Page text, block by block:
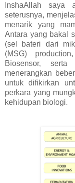
InshaAllah
seterusnya,
menarik yang
Antara yang bakal
(sel bateri dari
(MSG)
Biosensor,
menerangkan
untuk difikirkan
perkara yang
kehidupan biologi.